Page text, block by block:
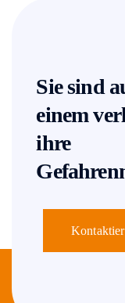
Sie sind
einem
ihre